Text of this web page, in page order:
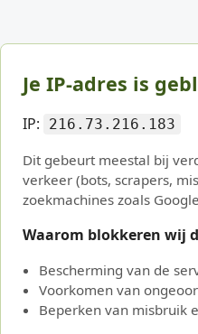
Je IP-adres is
IP: 216.73.216.183
Dit gebeurt meestal bij
verkeer (bots, scrapers,
zoekmachines zoals
Waarom blokkeren wij
Bescherming van de
Voorkomen van
Beperken van misbruik